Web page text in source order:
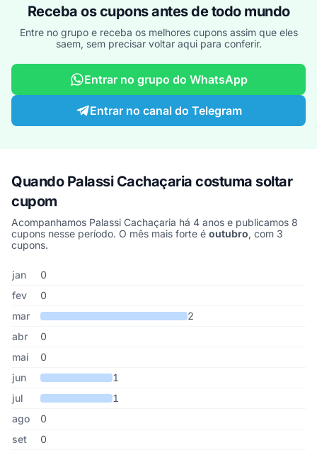
Receba os cupons antes de todo mundo
Entre no grupo e receba os melhores cupons assim que eles
saem, sem precisar voltar aqui para conferir.
Entrar no grupo do WhatsApp
Entrar no canal do Telegram
Quando Palassi Cachaçaria costuma soltar
cupom
Acompanhamos Palassi Cachaçaria há 4 anos e publicamos 8
cupons nesse período. O mês mais forte é outubro, com 3
cupons.
Cupons de Palassi Cachaçaria publicados por mês, somando os
Mês Cupons publicados
jan
0
fev
0
mar
2
abr
0
mai
0
jun
1
jul
1
ago
0
set
0